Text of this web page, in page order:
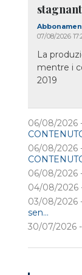
07/08/2026
La
mentre i
2019
06/08/2026
06/08/2026
06/08/2026
04/08/2026
03/08/2026
sen...
30/07/2026 -